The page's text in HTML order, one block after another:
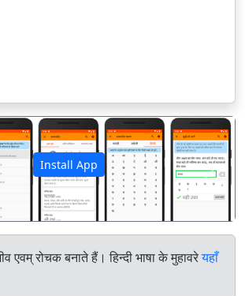
Install App
अगला
एवम् रोचक बनाते हैं। हिन्दी भाषा के मुहावरेयहाँ